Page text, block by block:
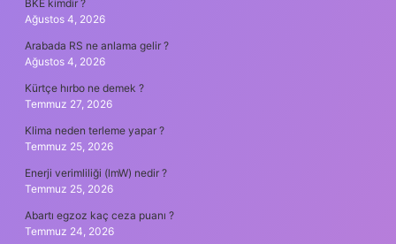
BKE kimdir ?
Ağustos 4, 2026
Arabada RS ne anlama gelir ?
Ağustos 4, 2026
Kürtçe hırbo ne demek ?
Temmuz 27, 2026
Klima neden terleme yapar ?
Temmuz 25, 2026
Enerji verimliliği (lmW) nedir ?
Temmuz 25, 2026
Abartı egzoz kaç ceza puanı ?
Temmuz 24, 2026